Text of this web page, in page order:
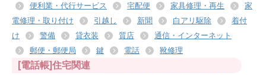
便利業・代行サービス
宅配便 家具修理・再生
家
電修理・取り付け
引越し 新聞 白アリ駆除
着付
け
警備 貸衣装 質店
通信・インターネット
郵便・郵便局
鍵 電話 靴修理
[電話帳]住宅関連